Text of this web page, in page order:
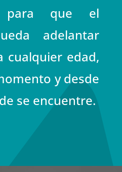
para que el
adelantar
cualquier edad,
y desde
se encuentre.